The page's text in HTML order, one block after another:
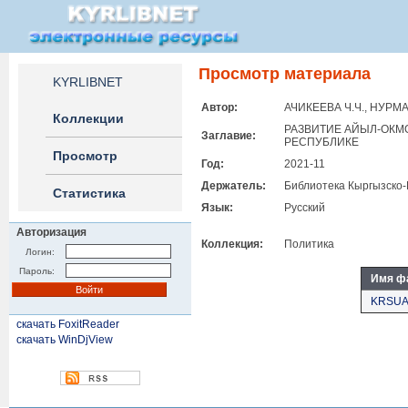
KYRLIBNET
Коллекции
Просмотр
Статистика
Авторизация
Логин:
Пароль:
скачать FoxitReader
скачать WinDjView
Просмотр материала
Автор: АЧИКЕЕВА Ч.Ч.,
Заглавие:
РАЗВИТИЕ АЙЫЛ-
РЕСПУБЛИКЕ
Год:
2021-11
Держатель:
Библиотека
Язык:
Русский
Коллекция: Политика
Имя